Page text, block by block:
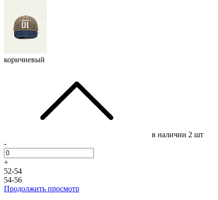
коричневый
в наличии 2 шт
-
+
52-54
54-56
Продолжить просмотр